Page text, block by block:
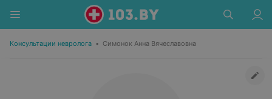
Консультации невролога • Симонок Анна Вячеславовна